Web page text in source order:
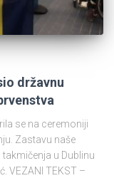
državnu
se na ceremoniji
Zastavu naše
u Dublinu
VEZANI TEKST –